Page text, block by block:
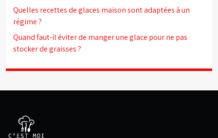
Quelles recettes de glaces maison sont adaptées à un
régime ?
Quand faut-il éviter de manger une glace pour ne pas
stocker de graisses ?